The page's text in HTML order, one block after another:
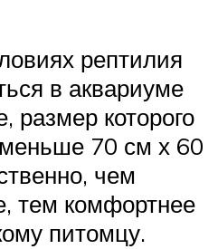
рептилия
в аквариуме
размер которого
70 см х 60
чем
тем комфортнее
питомцу.